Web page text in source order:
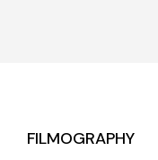
FILMOGRAPHY